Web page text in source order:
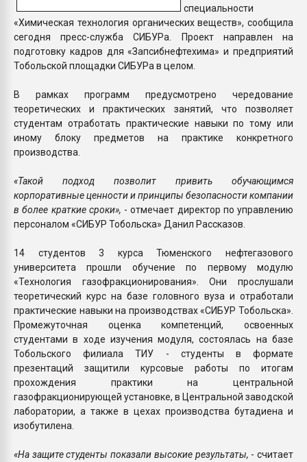
специальности
«Химическая технология органических веществ», сообщила
сегодня пресс-служба СИБУРа. Проект направлен на
подготовку кадров для «Запсибнефтехима» и предприятий
Тобольской площадки СИБУРа в целом.
В рамках программ предусмотрено чередование
теоретических и практических занятий, что позволяет
студентам отработать практические навыки по тому или
иному блоку предметов на практике конкретного
производства.
«Такой подход позволит привить обучающимся
корпоративные ценности и принципы безопасности компании
в более краткие сроки», - отмечает директор по управлению
персоналом «СИБУР Тобольска» Данил Рассказов.
14 студентов 3 курса Тюменского нефтегазового
университета прошли обучение по первому модулю
«Технология газофракционирования». Они прослушали
теоретический курс на базе головного вуза и отработали
практические навыки на производствах «СИБУР Тобольска».
Промежуточная оценка компетенций, освоенных
студентами в ходе изучения модуля, состоялась на базе
Тобольского филиала ТИУ - студенты в формате
презентаций защитили курсовые работы по итогам
прохождения практики на центральной
газофракционирующей установке, в Центральной заводской
лаборатории, а также в цехах производства бутадиена и
изобутилена.
«На защите студенты показали высокие результаты, - считает